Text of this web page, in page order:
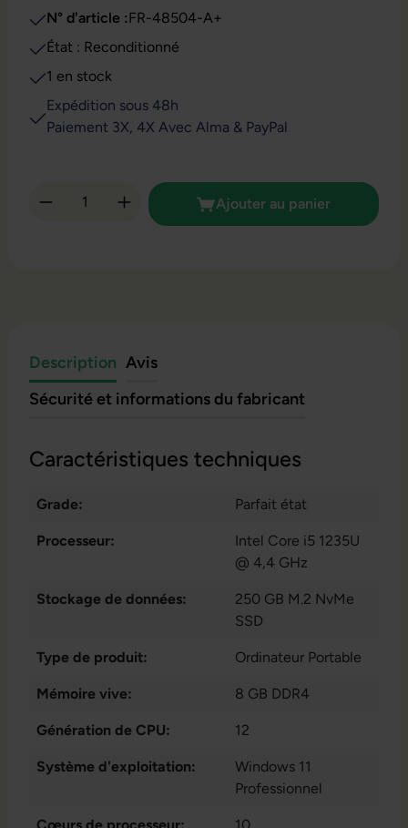
N° d'article :FR-48504-A+
État : Reconditionné
1 en stock
Expédition sous 48h
Paiement 3X, 4X Avec Alma & PayPal
Quantité de produit : Entrez la quantité
Ajouter au panier
Description Avis
Sécurité et informations du fabricant
Caractéristiques techniques
Grade: Parfait état
Processeur:
Intel Core i5 1235U
@ 4,4 GHz
Stockage de données:
250 GB M.2 NvMe
SSD
Type de produit: Ordinateur Portable
Mémoire vive: 8 GB DDR4
Génération de CPU: 12
Système d'exploitation:
Windows 11
Professionnel